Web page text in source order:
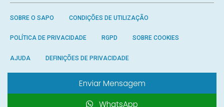
Enviar Mensagem
WhatsApp
SOBRE O SAPO CONDIÇÕES DE UTILIZAÇÃO
POLÍTICA DE PRIVACIDADE RGPD SOBRE COOKIES
AJUDA DEFINIÇÕES DE PRIVACIDADE